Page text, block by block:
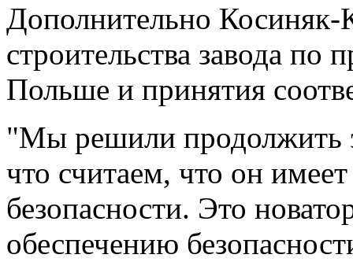
Дополнительно
строительства завода по
Польше и принятия
"Мы решили продолжить
что считаем, что он
безопасности. Это
обеспечению